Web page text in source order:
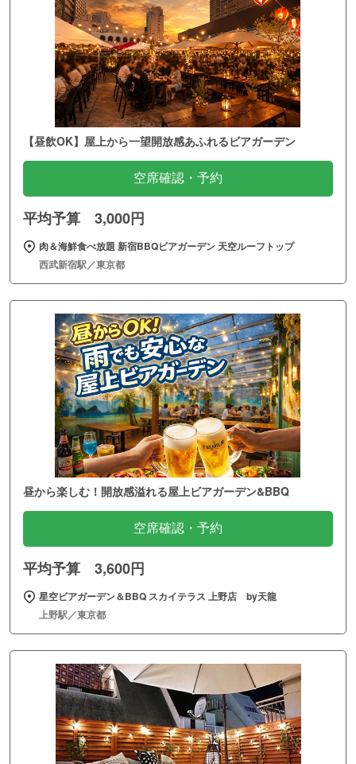
【昼飲OK】屋上から一望開放感あふれるビアガーデン
空席確認・予約
平均予算 3,000円
肉＆海鮮食べ放題 新宿BBQビアガーデン 天空ルーフトップ
西武新宿駅／東京都
昼から楽しむ！開放感溢れる屋上ビアガーデン&BBQ
空席確認・予約
平均予算 3,600円
星空ビアガーデン＆BBQ スカイテラス 上野店 by天龍
上野駅／東京都